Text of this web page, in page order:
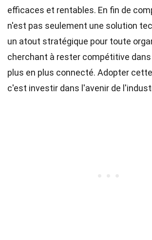
efficaces et rentables. En fin de
n'est pas seulement une solution
un atout stratégique pour toute
cherchant à rester compétitive dans
plus en plus connecté. Adopter
c'est investir dans l'avenir de